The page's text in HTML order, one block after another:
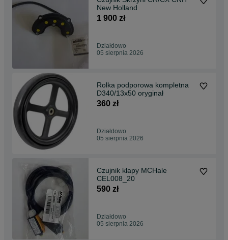
New Holland
1 900 zł
Działdowo
05 sierpnia 2026
Rolka podporowa kompletna
D340/13x50 oryginał
360 zł
Działdowo
05 sierpnia 2026
Czujnik klapy MCHale
CEL008_20
590 zł
Działdowo
05 sierpnia 2026